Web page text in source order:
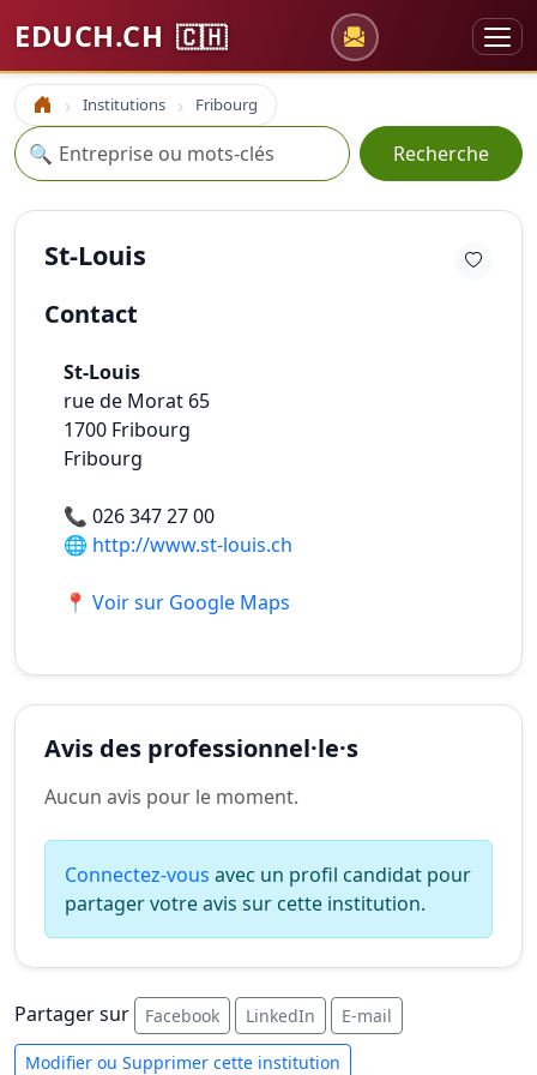
EDUCH.CH 🇨🇭
Accueil Institutions Fribourg
Recherche
🔍 Recherche
St-Louis
Contact
St-Louis
rue de Morat 65
1700 Fribourg
Fribourg
📞 026 347 27 00
🌐 http://www.st-louis.ch
📍 Voir sur Google Maps
Avis des professionnel·le·s
Aucun avis pour le moment.
Connectez-vous avec un profil candidat pour
partager votre avis sur cette institution.
Partager sur Facebook LinkedIn E-mail
Modifier ou Supprimer cette institution